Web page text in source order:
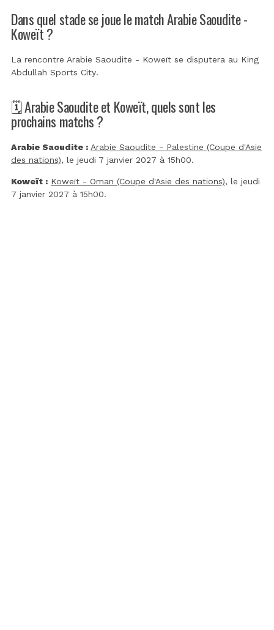
Dans quel stade se joue le match Arabie Saoudite -
Koweït ?
La rencontre Arabie Saoudite - Koweït se disputera au King
Abdullah Sports City.
🗓️ Arabie Saoudite et Koweït, quels sont les
prochains matchs ?
Arabie Saoudite : Arabie Saoudite - Palestine (Coupe d'Asie
des nations), le jeudi 7 janvier 2027 à 15h00.
Koweït : Koweït - Oman (Coupe d'Asie des nations), le jeudi
7 janvier 2027 à 15h00.